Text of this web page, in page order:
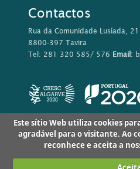
Contactos
Rua da Comunidade Lusíada, 21
8800-397 Tavira
Tel: 281 320 585/ 576 Email:
Este sítio Web utiliza cookies
agradável para o visitante. Ao
reconhece e aceita a